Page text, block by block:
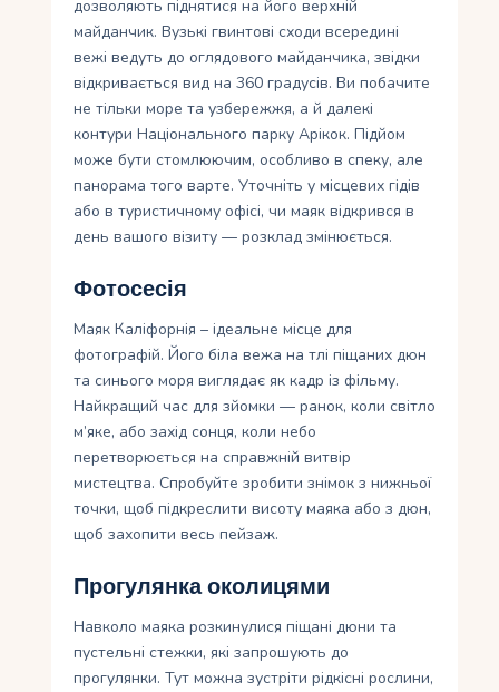
дозволяють піднятися на його верхній
майданчик. Вузькі гвинтові сходи всередині
вежі ведуть до оглядового майданчика, звідки
відкривається вид на 360 градусів. Ви побачите
не тільки море та узбережжя, а й далекі
контури Національного парку Арікок. Підйом
може бути стомлюючим, особливо в спеку, але
панорама того варте. Уточніть у місцевих гідів
або в туристичному офісі, чи маяк відкрився в
день вашого візиту — розклад змінюється.
Фотосесія
Маяк Каліфорнія – ідеальне місце для
фотографій. Його біла вежа на тлі піщаних дюн
та синього моря виглядає як кадр із фільму.
Найкращий час для зйомки — ранок, коли світло
м’яке, або захід сонця, коли небо
перетворюється на справжній витвір
мистецтва. Спробуйте зробити знімок з нижньої
точки, щоб підкреслити висоту маяка або з дюн,
щоб захопити весь пейзаж.
Прогулянка околицями
Навколо маяка розкинулися піщані дюни та
пустельні стежки, які запрошують до
прогулянки. Тут можна зустріти рідкісні рослини,